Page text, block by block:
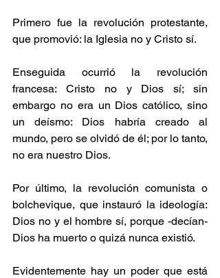
Primero fue la revolución protestante,
que promovió: la Iglesia no y Cristo sí.
Enseguida ocurrió la revolución
francesa: Cristo no y Dios sí; sin
embargo no era un Dios católico, sino
un deísmo: Dios habría creado al
mundo, pero se olvidó de él; por lo tanto,
no era nuestro Dios.
Por último, la revolución comunista o
bolchevique, que instauró la ideología:
Dios no y el hombre sí, porque -decían-
Dios ha muerto o quizá nunca existió.
Evidentemente hay un poder que está